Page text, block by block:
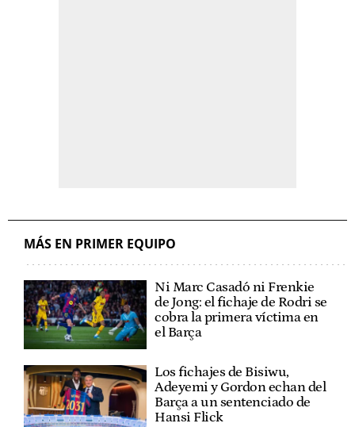
MÁS EN PRIMER EQUIPO
Ni Marc Casadó ni Frenkie
de Jong: el fichaje de Rodri se
cobra la primera víctima en
el Barça
Los fichajes de Bisiwu,
Adeyemi y Gordon echan del
Barça a un sentenciado de
Hansi Flick